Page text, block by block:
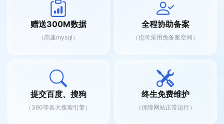
赠送300M数据
（高速mysql）
全程协助备案
（也可采用免备案空间）
提交百度、搜狗
（360等各大搜索引擎）
终生免费维护
（保障网站正常运行）